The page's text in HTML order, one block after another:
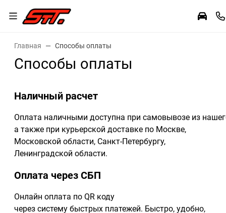
Главная Способы оплаты
Способы оплаты
Наличный расчет
Оплата наличными доступна при самовывозе из
а также при курьерской доставке по Москве,
Московской области, Санкт-Петербургу,
Ленинградской области.
Оплата через СБП
Онлайн оплата по QR коду
через систему быстрых платежей. Быстро, удобно,